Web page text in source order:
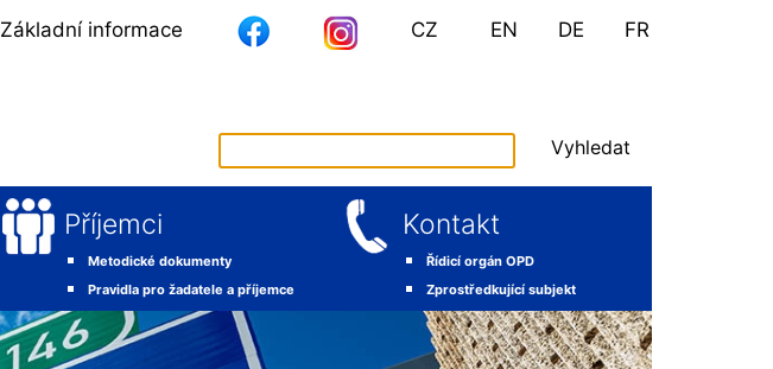
Základní informace CZ EN DE FR
Vyhledat
Příjemci
Metodické dokumenty
Pravidla pro žadatele a příjemce
Kontakt
Řídicí orgán OPD
Zprostředkující subjekt